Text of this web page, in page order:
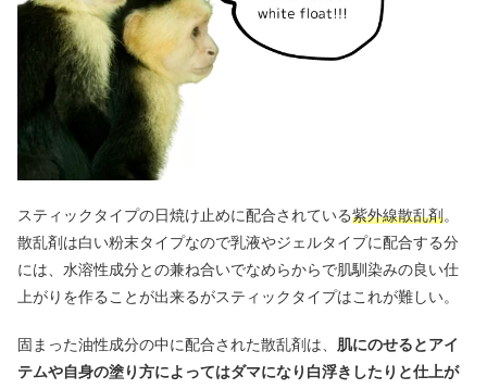
スティックタイプの日焼け止めに配合されている紫外線散乱剤。
散乱剤は白い粉末タイプなので乳液やジェルタイプに配合する分
には、水溶性成分との兼ね合いでなめらからで肌馴染みの良い仕
上がりを作ることが出来るがスティックタイプはこれが難しい。
固まった油性成分の中に配合された散乱剤は、 肌にのせるとアイ
テムや自身の塗り方によってはダマになり白浮きしたりと仕上が